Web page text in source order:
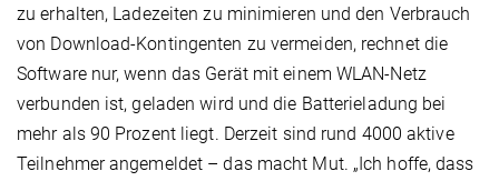
zu erhalten, Ladezeiten zu minimieren und den Verbrauch
von Download-Kontingenten zu vermeiden, rechnet die
Software nur, wenn das Gerät mit einem WLAN-Netz
verbunden ist, geladen wird und die Batterieladung bei
mehr als 90 Prozent liegt. Derzeit sind rund 4000 aktive
Teilnehmer angemeldet – das macht Mut. „Ich hoffe, dass